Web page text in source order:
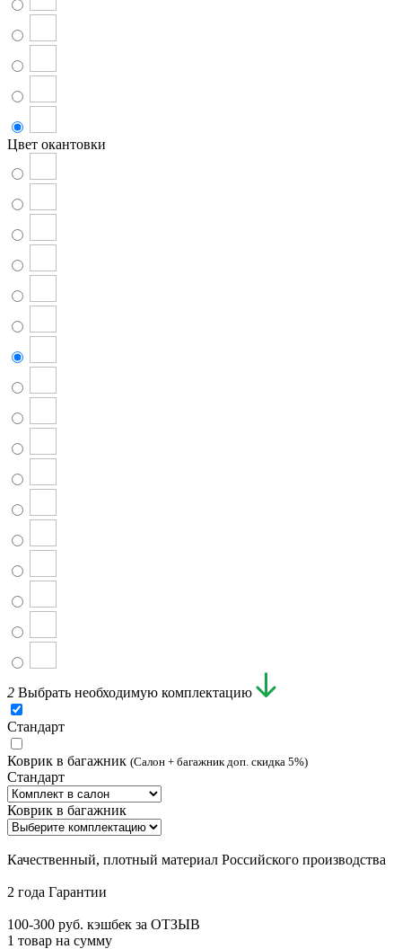
Цвет окантовки
2 Выбрать необходимую комплектацию
Стандарт
Коврик в багажник (Салон + багажник доп. скидка 5%)
Стандарт
Коврик в багажник
Качественный, плотный материал Российского производства
2 года Гарантии
100-300 руб. кэшбек за ОТЗЫВ
1 товар на сумму